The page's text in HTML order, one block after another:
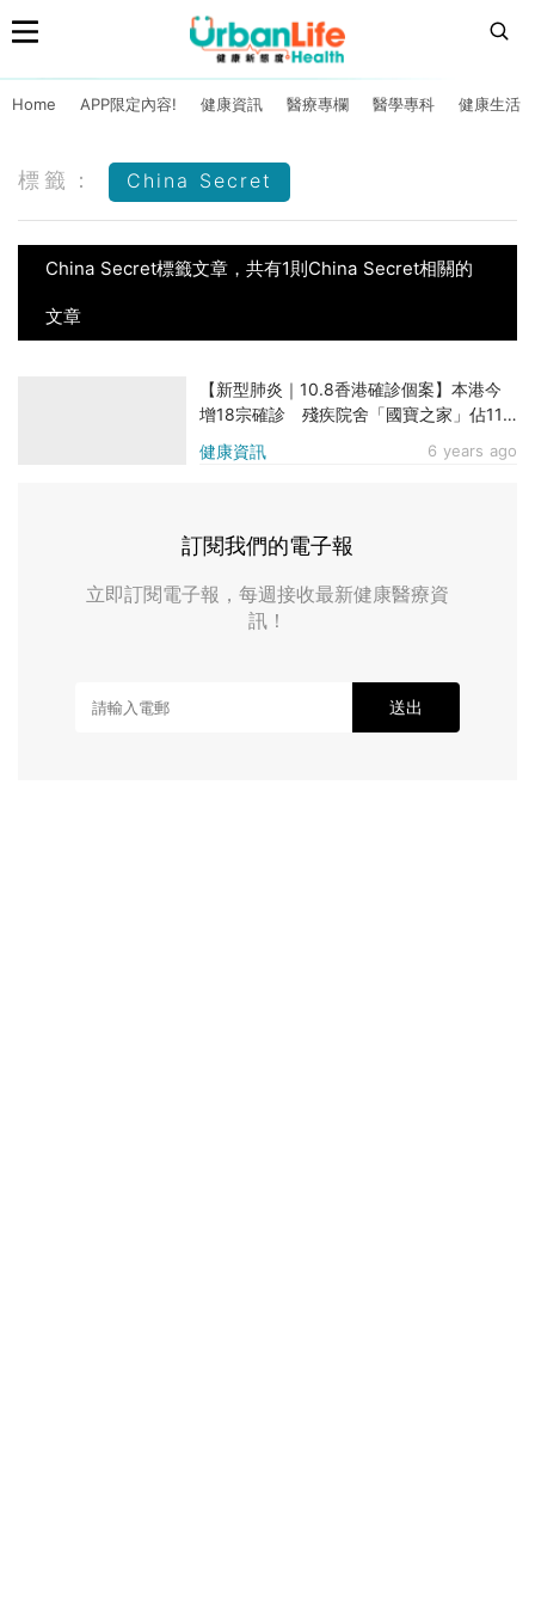
Home APP限定內容! 健康資訊 醫療專欄 醫學專科 健康生活
標籤： China Secret
China Secret標籤文章，共有1則China Secret相關的
文章
健康資訊 6 years ago
【新型肺炎｜10.8香港確診個案】本港今
增18宗確診 殘疾院舍「國寶之家」佔11
訂閱我們的電子報
立即訂閱電子報，每週接收最新健康醫療資
訊！
送出